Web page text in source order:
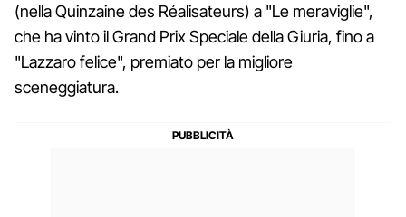
(nella Quinzaine des Réalisateurs) a "Le meraviglie",
che ha vinto il Grand Prix Speciale della Giuria, fino a
"Lazzaro felice", premiato per la migliore
sceneggiatura.